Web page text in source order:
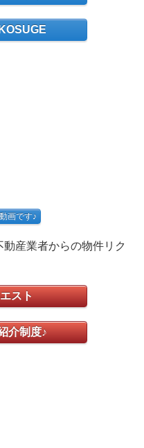
画です♪
産業者からの物件リク
スト
介制度♪